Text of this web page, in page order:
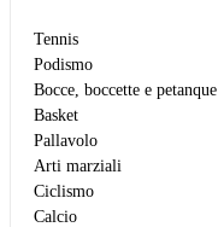
Tennis
Podismo
Bocce, boccette e petanque
Basket
Pallavolo
Arti marziali
Ciclismo
Calcio